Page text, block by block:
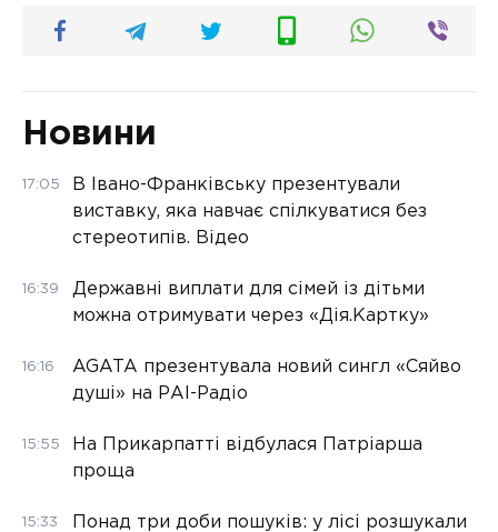
Новини
17:05
В Івано-Франківську презентували
виставку, яка навчає спілкуватися без
стереотипів. Відео
16:39
Державні виплати для сімей із дітьми
можна отримувати через «Дія.Картку»
16:16
AGATA презентувала новий сингл «Сяйво
душі» на РАІ-Радіо
15:55
На Прикарпатті відбулася Патріарша
проща
15:33
Понад три доби пошуків: у лісі розшукали